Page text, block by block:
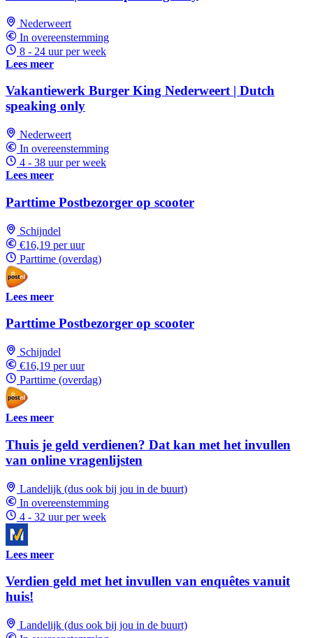
Nederweert
In overeenstemming
8 - 24 uur per week
Lees meer
Vakantiewerk Burger King Nederweert | Dutch
speaking only
Nederweert
In overeenstemming
4 - 38 uur per week
Lees meer
Parttime Postbezorger op scooter
Schijndel
€16,19 per uur
Parttime (overdag)
Lees meer
Parttime Postbezorger op scooter
Schijndel
€16,19 per uur
Parttime (overdag)
Lees meer
Thuis je geld verdienen? Dat kan met het invullen
van online vragenlijsten
Landelijk (dus ook bij jou in de buurt)
In overeenstemming
4 - 32 uur per week
Lees meer
Verdien geld met het invullen van enquêtes vanuit
huis!
Landelijk (dus ook bij jou in de buurt)